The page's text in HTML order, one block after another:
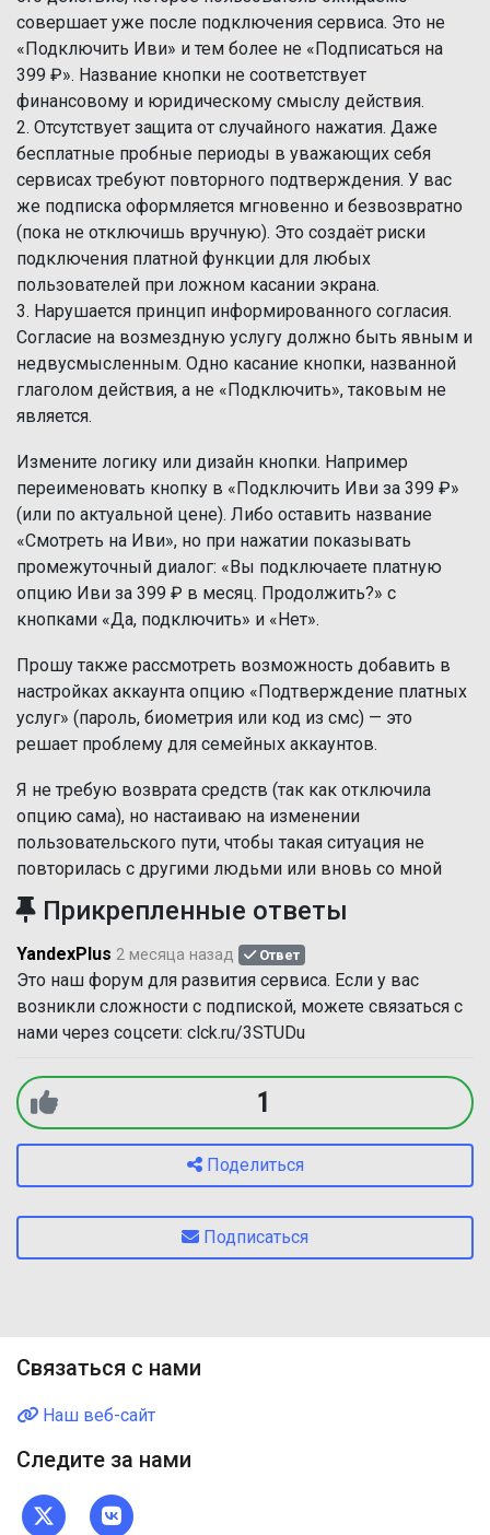
совершает уже после подключения сервиса. Это не
«Подключить Иви» и тем более не «Подписаться на
399 ₽». Название кнопки не соответствует
финансовому и юридическому смыслу действия.
2. Отсутствует защита от случайного нажатия. Даже
бесплатные пробные периоды в уважающих себя
сервисах требуют повторного подтверждения. У вас
же подписка оформляется мгновенно и безвозвратно
(пока не отключишь вручную). Это создаёт риски
подключения платной функции для любых
пользователей при ложном касании экрана.
3. Нарушается принцип информированного согласия.
Согласие на возмездную услугу должно быть явным и
недвусмысленным. Одно касание кнопки, названной
глаголом действия, а не «Подключить», таковым не
является.
Измените логику или дизайн кнопки. Например
переименовать кнопку в «Подключить Иви за 399 ₽»
(или по актуальной цене). Либо оставить название
«Смотреть на Иви», но при нажатии показывать
промежуточный диалог: «Вы подключаете платную
опцию Иви за 399 ₽ в месяц. Продолжить?» с
кнопками «Да, подключить» и «Нет».
Прошу также рассмотреть возможность добавить в
настройках аккаунта опцию «Подтверждение платных
услуг» (пароль, биометрия или код из смс) — это
решает проблему для семейных аккаунтов.
Я не требую возврата средств (так как отключила
опцию сама), но настаиваю на изменении
пользовательского пути, чтобы такая ситуация не
повторилась с другими людьми или вновь со мной
Прикрепленные ответы
YandexPlus 2 месяца назад Ответ
Это наш форум для развития сервиса. Если у вас
возникли сложности с подпиской, можете связаться с
нами через соцсети: clck.ru/3STUDu
1
Поделиться
Подписаться
Связаться с нами
Наш веб-сайт
Следите за нами